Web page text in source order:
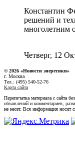
Константин
решений и
многолетним
Четверг, 12
© 2026 «Новости энеретики»
г. Москва
Тел.: (495) 540-52-76
Карта сайта
Перепечатка материала с сайта
объявлений и комментариев,
не несет. Вся информация носит